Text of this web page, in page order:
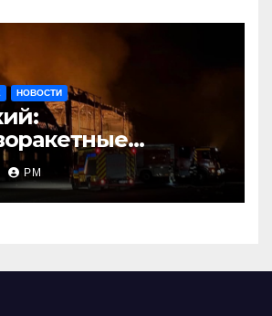
НОВОСТИ
могли бы спасти
сегодня»
РМ